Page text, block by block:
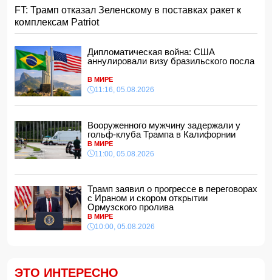
УЕФА ввел новые правила по желтым карточкам в
еврокубках
15:28, 05.08.2026
15:08, 05.08.2026
Тахир Будагов посетил Азербайджанское общество
Красного Полумесяца
15:00, 05.08.2026
Ученые предложили амбициозный план по спасению
14:48, 05.08.2026
МИД России обвинил Киев в попытках усилить
эскалацию конфликта
14:34, 05.08.2026
Судья Верховного суда Азербайджана вышел на
пенсию
14:14, 05.08.2026
FT: Трамп отказал Зеленскому в поставках ракет к
комплексам Patriot
Дипломатическая война: США
аннулировали визу бразильского посла
В МИРЕ
11:16, 05.08.2026
Вооруженного мужчину задержали у
гольф-клуба Трампа в Калифорнии
В МИРЕ
11:00, 05.08.2026
Трамп заявил о прогрессе в переговорах
с Ираном и скором открытии
Ормузского пролива
В МИРЕ
10:00, 05.08.2026
ЭТО ИНТЕРЕСНО